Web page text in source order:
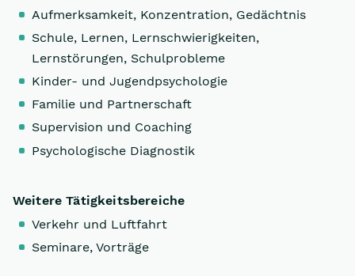
Aufmerksamkeit, Konzentration, Gedächtnis
Schule, Lernen, Lernschwierigkeiten,
Lernstörungen, Schulprobleme
Kinder- und Jugendpsychologie
Familie und Partnerschaft
Supervision und Coaching
Psychologische Diagnostik
Weitere Tätigkeitsbereiche
Verkehr und Luftfahrt
Seminare, Vorträge